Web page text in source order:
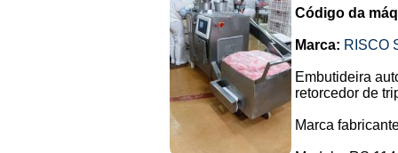
Código da
Marca: RISCO
Embutideira
retorcedor de
Marca